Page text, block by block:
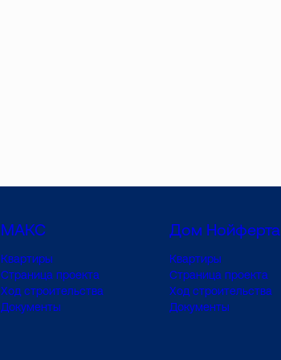
МАКС
Квартиры
Страница проекта
Ход строительства
Документы
Дом Нойферта
Квартиры
Страница проекта
Ход строительства
Документы